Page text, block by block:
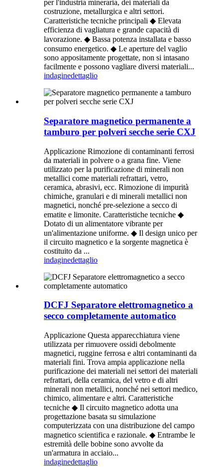
per l'industria mineraria, dei materiali da
costruzione, metallurgica e altri settori.
Caratteristiche tecniche principali ◆ Elevata
efficienza di vagliatura e grande capacità di
lavorazione. ◆ Bassa potenza installata e basso
consumo energetico. ◆ Le aperture del vaglio
sono appositamente progettate, non si intasano
facilmente e possono vagliare diversi materiali...
indaginedettaglio
Separatore magnetico permanente a
tamburo per polveri secche serie CXJ
Applicazione Rimozione di contaminanti ferrosi
da materiali in polvere o a grana fine. Viene
utilizzato per la purificazione di minerali non
metallici come materiali refrattari, vetro,
ceramica, abrasivi, ecc. Rimozione di impurità
chimiche, granulari e di minerali metallici non
magnetici, nonché pre-selezione a secco di
ematite e limonite. Caratteristiche tecniche ◆
Dotato di un alimentatore vibrante per
un'alimentazione uniforme. ◆ Il design unico per
il circuito magnetico e la sorgente magnetica è
costituito da ...
indaginedettaglio
DCFJ Separatore elettromagnetico a
secco completamente automatico
Applicazione Questa apparecchiatura viene
utilizzata per rimuovere ossidi debolmente
magnetici, ruggine ferrosa e altri contaminanti da
materiali fini. Trova ampia applicazione nella
purificazione dei materiali nei settori dei materiali
refrattari, della ceramica, del vetro e di altri
minerali non metallici, nonché nei settori medico,
chimico, alimentare e altri. Caratteristiche
tecniche ◆ Il circuito magnetico adotta una
progettazione basata su simulazione
computerizzata con una distribuzione del campo
magnetico scientifica e razionale. ◆ Entrambe le
estremità delle bobine sono avvolte da
un'armatura in acciaio...
indaginedettaglio